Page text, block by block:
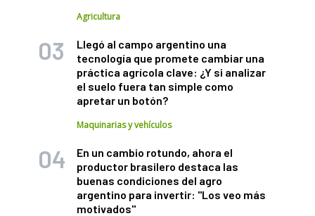
Agricultura
Llegó al campo argentino una
tecnología que promete cambiar una
práctica agrícola clave: ¿Y si analizar
el suelo fuera tan simple como
apretar un botón?
Maquinarias y vehículos
En un cambio rotundo, ahora el
productor brasilero destaca las
buenas condiciones del agro
argentino para invertir: "Los veo más
motivados"